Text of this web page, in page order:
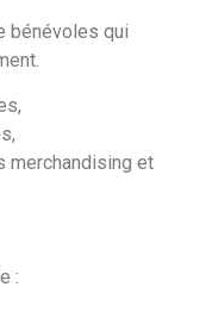
bénévoles qui
merchandising et
: